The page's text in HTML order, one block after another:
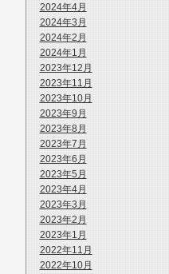
2024年4月
2024年3月
2024年2月
2024年1月
2023年12月
2023年11月
2023年10月
2023年9月
2023年8月
2023年7月
2023年6月
2023年5月
2023年4月
2023年3月
2023年2月
2023年1月
2022年11月
2022年10月